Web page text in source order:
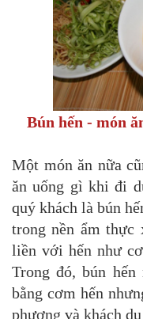
Bún hến - món
Một món ăn nữa
ăn uống gì khi đi
quý khách là bún
trong nền ẩm thực
liền với hến như
Trong đó, bún
bằng cơm hến
phương và khách